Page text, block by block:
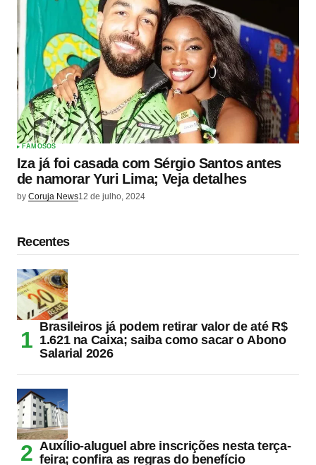
FAMOSOS
Iza já foi casada com Sérgio Santos antes
de namorar Yuri Lima; Veja detalhes
by Coruja News12 de julho, 2024
Recentes
Brasileiros já podem retirar valor de até R$
1.621 na Caixa; saiba como sacar o Abono
Salarial 2026
Auxílio-aluguel abre inscrições nesta terça-
feira; confira as regras do benefício